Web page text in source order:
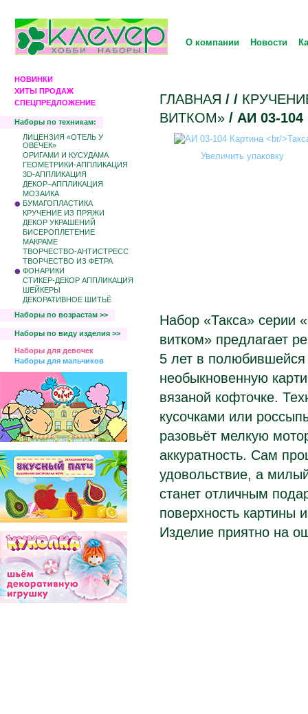
О компании Новости
НОВИНКИ
ХИТЫ ПРОДАЖ
СПЕЦПРЕДЛОЖЕНИЕ
Наборы по техникам:
ЛИЦЕНЗИЯ «ОТЕЛЬ У
ОВЕЧЕК»
ОРИГАМИ И КУСУДАМА
ГЕОМЕТРИКИ-АППЛИКАЦИЯ
3D-АППЛИКАЦИЯ
ДЕКОР–АППЛИКАЦИЯ
МОЗАИКА
БУМАГОПЛАСТИКА
КРУЧЕНИЕ ИЗ ПРЯЖИ
ДЕКОР УКРАШЕНИЙ
БИCЕРОПЛЕТЕНИЕ
МАКРАМЕ
ТВОРЧЕСТВО-АНТИСТРЕСС
ТВОРЧЕСТВО ИЗ ФЕТРА
ФОНАРИКИ
СТИКЕР-ДЕКОР АППЛИКАЦИЯ
ШЕЙКЕРЫ
ДЕКОРАТИВНОЕ ШИТЬЁ
Наборы по возрастам >>
Наборы по виду изделия >>
Наборы для девочек
Наборы для мальчиков
ГЛАВНАЯ / /
ВИТКОМ» / АИ 03-
Увеличить упаковку
Набор «Такса» серии
витком» предлагает
5 лет в полюбившейся
необыкновенную
вязаной кофточке.
кусочками или
разовьёт мелкую
аккуратность. Сам
удовольствие, а
станет отличным
поверхность картины
Изделие приятно на